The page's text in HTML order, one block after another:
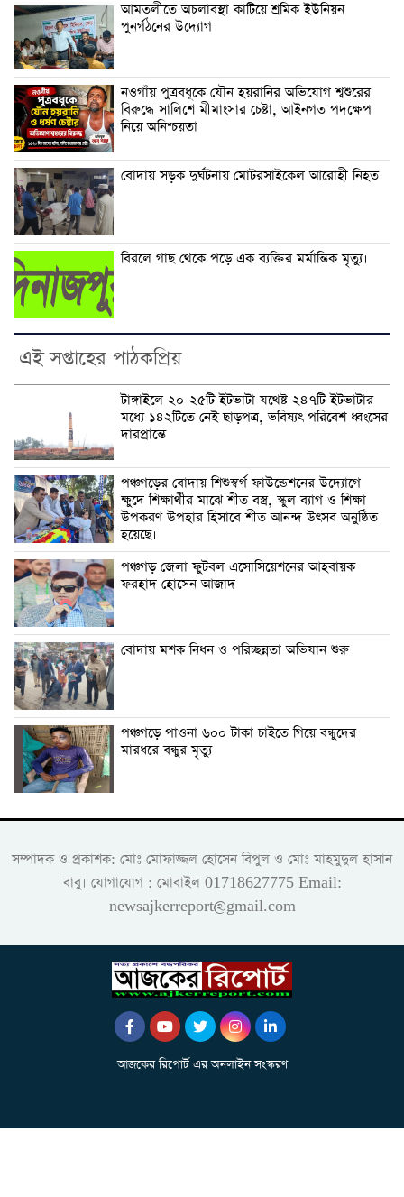
আমতলীতে অচলাবস্থা কাটিয়ে শ্রমিক ইউনিয়ন
পুনর্গঠনের উদ্যোগ
নওগাঁয় পুত্রবধূকে যৌন হয়রানির অভিযোগ শ্বশুরের
বিরুদ্ধে সালিশে মীমাংসার চেষ্টা, আইনগত পদক্ষেপ
নিয়ে অনিশ্চয়তা
বোদায় সড়ক দুর্ঘটনায় মোটরসাইকেল আরোহী নিহত
বিরলে গাছ থেকে পড়ে এক ব্যক্তির মর্মান্তিক মৃত্যু।
এই সপ্তাহের পাঠকপ্রিয়
টাঙ্গাইলে ২০-২৫টি ইটভাটা যথেষ্ট ২৪৭টি ইটভাটার
মধ্যে ১৪২টিতে নেই ছাড়পত্র, ভবিষ্যৎ পরিবেশ ধ্বংসের
দারপ্রান্তে
পঞ্চগড়ের বোদায় শিশুস্বর্গ ফাউন্ডেশনের উদ্যোগে
ক্ষুদে শিক্ষার্থীর মাঝে শীত বস্ত্র, স্কুল ব্যাগ ও শিক্ষা
উপকরণ উপহার হিসাবে শীত আনন্দ উৎসব অনুষ্ঠিত
হয়েছে।
পঞ্চগড় জেলা ফুটবল এসোসিয়েশনের আহবায়ক
ফরহাদ হোসেন আজাদ
বোদায় মশক নিধন ও পরিচ্ছন্নতা অভিযান শুরু
পঞ্চগড়ে পাওনা ৬০০ টাকা চাইতে গিয়ে বন্ধুদের
মারধরে বন্ধুর মৃত্যু
সম্পাদক ও প্রকাশক: মোঃ মোফাজ্জল হোসেন বিপুল ও মোঃ মাহমুদুল হাসান
বাবু। যোগাযোগ : মোবাইল 01718627775 Email:
newsajkerreport@gmail.com
আজকের রিপোর্ট এর অনলাইন সংস্করণ